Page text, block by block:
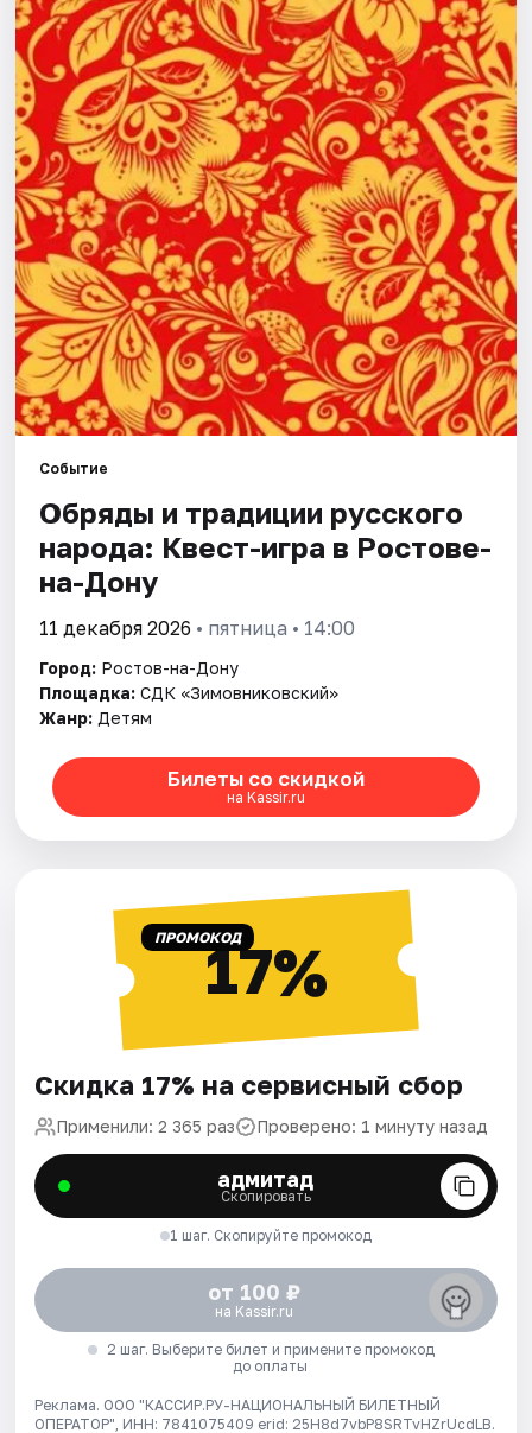
Города
Площадки
Артисты
Рейтинги
Событие
Обряды и традиции русского
народа: Квест-игра в Ростове-
на-Дону
11 декабря 2026 • пятница • 14:00
Город: Ростов-на-Дону
Площадка: СДК «Зимовниковский»
Жанр: Детям
Билеты со скидкой
на Kassir.ru
ПРОМОКОД17%
Скидка 17% на сервисный сбор
Применили: 2 365 раз Проверено: 1 минуту назад
адмитад
Скопировать
1 шаг. Скопируйте промокод
от 100 ₽
на Kassir.ru
2 шаг. Выберите билет и примените промокод
до оплаты
Реклама. ООО "КАССИР.РУ-НАЦИОНАЛЬНЫЙ БИЛЕТНЫЙ
ОПЕРАТОР", ИНН: 7841075409 erid: 25H8d7vbP8SRTvHZrUcdLB.